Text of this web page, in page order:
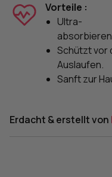
Vorteile :
Ultra-
Schützt vor
Auslaufen.
Sanft zur
Erdacht & erstellt von